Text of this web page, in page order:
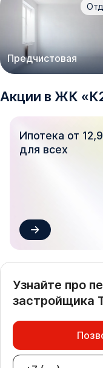
Предчистовая
Акции в ЖК «
Ипотека от
для всех
Узнайте про
застройщика